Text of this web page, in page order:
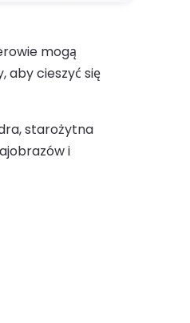
mogą
aby cieszyć się
starożytna
i